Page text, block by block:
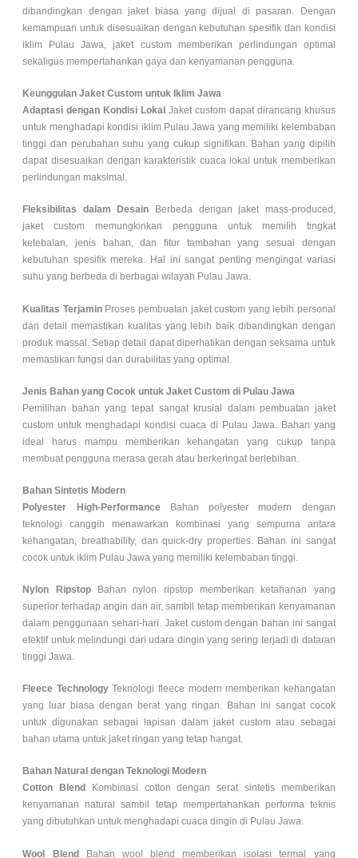
dibandingkan dengan jaket biasa yang dijual di pasaran. Dengan
kemampuan untuk disesuaikan dengan kebutuhan spesifik dan kondisi
iklim Pulau Jawa, jaket custom memberikan perlindungan optimal
sekaligus mempertahankan gaya dan kenyamanan pengguna.
Keunggulan Jaket Custom untuk Iklim Jawa
Adaptasi dengan Kondisi Lokal Jaket custom dapat dirancang khusus
untuk menghadapi kondisi iklim Pulau Jawa yang memiliki kelembaban
tinggi dan perubahan suhu yang cukup signifikan. Bahan yang dipilih
dapat disesuaikan dengan karakteristik cuaca lokal untuk memberikan
perlindungan maksimal.
Fleksibilitas dalam Desain Berbeda dengan jaket mass-produced,
jaket custom memungkinkan pengguna untuk memilih tingkat
ketebalan, jenis bahan, dan fitur tambahan yang sesuai dengan
kebutuhan spesifik mereka. Hal ini sangat penting mengingat variasi
suhu yang berbeda di berbagai wilayah Pulau Jawa.
Kualitas TerjaminProses pembuatan jaket custom yang lebih personal
dan detail memastikan kualitas yang lebih baik dibandingkan dengan
produk massal. Setiap detail dapat diperhatikan dengan seksama untuk
memastikan fungsi dan durabilitas yang optimal.
Jenis Bahan yang Cocok untuk Jaket Custom di Pulau Jawa
Pemilihan bahan yang tepat sangat krusial dalam pembuatan jaket
custom untuk menghadapi kondisi cuaca di Pulau Jawa. Bahan yang
ideal harus mampu memberikan kehangatan yang cukup tanpa
membuat pengguna merasa gerah atau berkeringat berlebihan.
Bahan Sintetis Modern
Polyester High-PerformanceBahan polyester modern dengan
teknologi canggih menawarkan kombinasi yang sempurna antara
kehangatan, breathability, dan quick-dry properties. Bahan ini sangat
cocok untuk iklim Pulau Jawa yang memiliki kelembaban tinggi.
Nylon RipstopBahan nylon ripstop memberikan ketahanan yang
superior terhadap angin dan air, sambil tetap memberikan kenyamanan
dalam penggunaan sehari-hari. Jaket custom dengan bahan ini sangat
efektif untuk melindungi dari udara dingin yang sering terjadi di dataran
tinggi Jawa.
Fleece TechnologyTeknologi fleece modern memberikan kehangatan
yang luar biasa dengan berat yang ringan. Bahan ini sangat cocok
untuk digunakan sebagai lapisan dalam jaket custom atau sebagai
bahan utama untuk jaket ringan yang tetap hangat.
Bahan Natural dengan Teknologi Modern
Cotton Blend
Kombinasi cotton dengan serat sintetis memberikan
kenyamanan natural sambil tetap mempertahankan performa teknis
yang dibutuhkan untuk menghadapi cuaca dingin di Pulau Jawa.
Wool BlendBahan wool blend memberikan isolasi termal yang